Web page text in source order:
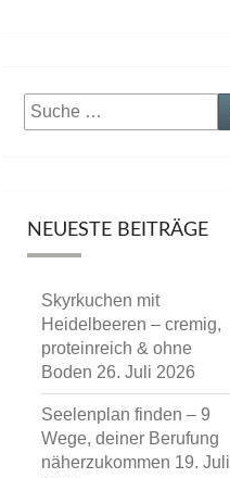
Suche
nach:
NEUESTE BEITRÄGE
Skyrkuchen mit
Heidelbeeren – cremig,
proteinreich & ohne
Boden 26. Juli 2026
Seelenplan finden – 9
Wege, deiner Berufung
näherzukommen 19. Juli